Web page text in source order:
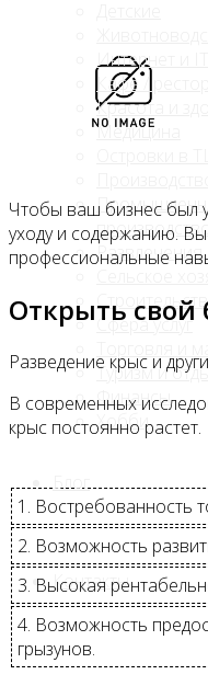
Интернет и IT
Кафе /
Красота и
Медицина
производство
Развлечения
Сельское
Сфера услуг
Туризм и
Финансы
Хобби
Блог
Контакты
Чтобы ваш бизнес был
уходу и содержанию.
профессиональные
Открыть свой
Разведение крыс и
В современных
крыс постоянно растет.
1. Востребованность
2. Возможность
3. Высокая
4. Возможность
грызунов.